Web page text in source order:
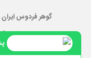
گوهر فردوس ایران